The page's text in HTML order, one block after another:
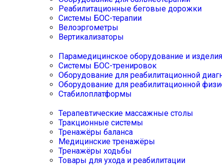
Реабилитационные беговые дорожки
Системы БОС-терапии
Велоэргометры
Вертикализаторы
Парамедицинское оборудование и изделия
Системы БОС-тренировок
Оборудование для реабилитационной
Оборудование для реабилитационной
Стабилоплатформы
Терапевтические массажные столы
Тракционные системы
Тренажёры баланса
Медицинские тренажёры
Тренажёры ходьбы
Товары для ухода и реабилитации